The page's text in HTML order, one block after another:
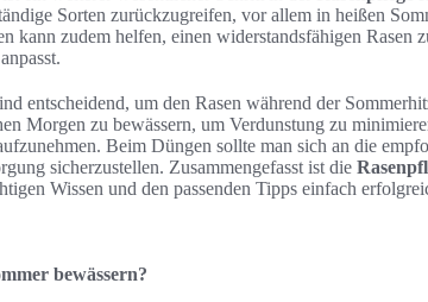
Sorten zurückzugreifen, vor allem in heißen
kann zudem helfen, einen widerstandsfähigen Rasen
entscheidend, um den Rasen während der
Morgen zu bewässern, um Verdunstung zu
Beim Düngen sollte man sich an die
sicherzustellen. Zusammengefasst ist die
Wissen und den passenden Tipps einfach
bewässern?